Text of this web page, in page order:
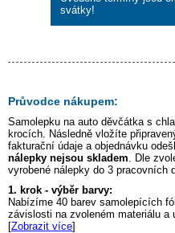
svátky!
Průvodce nákupem:
Samolepku na auto děvčátka s
krocích. Následně vložíte
fakturační údaje a objednávku
nálepky nejsou skladem . Dle
vyrobené nálepky do 3 pracovních
1. krok - výběr barvy:
Nabízíme 40 barev samolepících
závislosti na zvoleném materiálu a
[Zobrazit více]